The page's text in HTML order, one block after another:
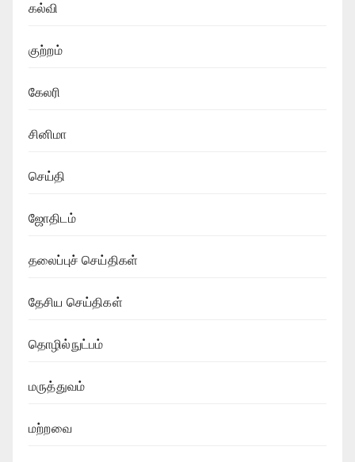
கல்வி
குற்றம்
கேலரி
சினிமா
செய்தி
ஜோதிடம்
தலைப்புச் செய்திகள்
தேசிய செய்திகள்
தொழில்நுட்பம்
மருத்துவம்
மற்றவை